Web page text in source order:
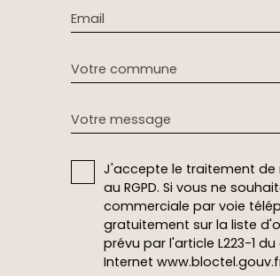
Email
Votre commune
Votre message
J'accepte le traitement de
au RGPD. Si vous ne
commerciale par voie
gratuitement sur la liste
prévu par l'article L223-1
Internet